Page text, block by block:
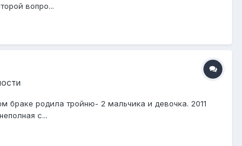
вопро...
браке родила тройню- 2 мальчика и девочка. 2011
с...